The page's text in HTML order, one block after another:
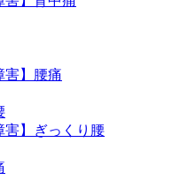
害】腰痛
害】ぎっくり腰